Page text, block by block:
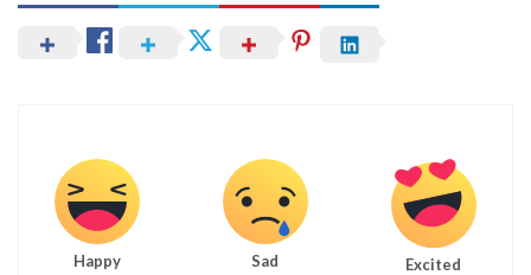
Happy Sad Excited